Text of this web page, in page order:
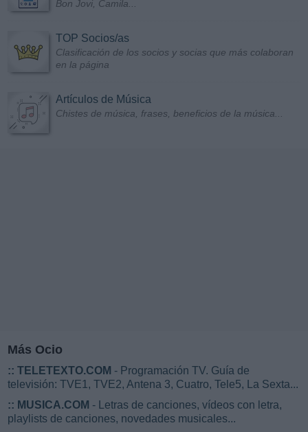
Bon Jovi, Camila...
TOP Socios/as
Clasificación de los socios y socias que más colaboran
en la página
Artículos de Música
Chistes de música, frases, beneficios de la música...
Más Ocio
:: TELETEXTO.COM - Programación TV. Guía de
televisión: TVE1, TVE2, Antena 3, Cuatro, Tele5, La Sexta...
:: MUSICA.COM - Letras de canciones, vídeos con letra,
playlists de canciones, novedades musicales...